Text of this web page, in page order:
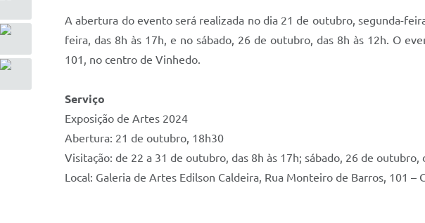
A abertura do evento será realizada no dia 21 de outubro, segunda-
feira, das 8h às 17h, e no sábado, 26 de outubro, das 8h às 12h. O
101, no centro de Vinhedo.
Serviço
Exposição de Artes 2024
Abertura: 21 de outubro, 18h30
Visitação: de 22 a 31 de outubro, das 8h às 17h; sábado, 26 de outubro,
Local: Galeria de Artes Edilson Caldeira, Rua Monteiro de Barros, 101 –